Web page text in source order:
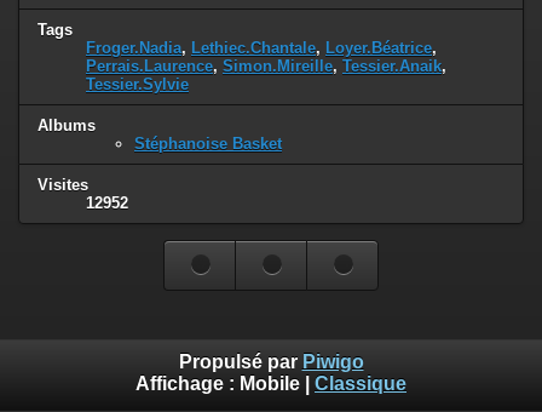
Tags
Froger.Nadia, Lethiec.Chantale, Loyer.Béatrice,
Perrais.Laurence, Simon.Mireille, Tessier.Anaik,
Tessier.Sylvie
Albums
Stéphanoise Basket
Visites
12952
Propulsé par Piwigo
Affichage : Mobile Classique